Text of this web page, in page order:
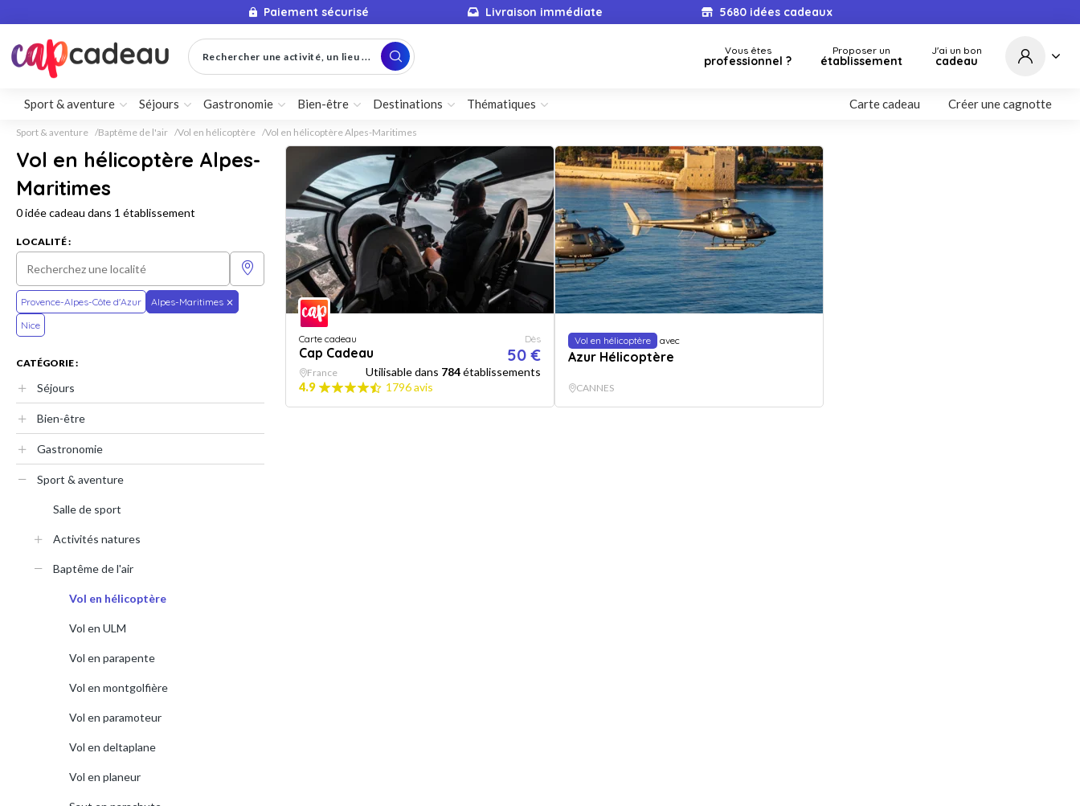
Paiement sécurisé Livraison immédiate 5680idées cadeaux
Rechercher une activité, un lieu ... Vous êtes
professionnel ?
Proposer un
établissement
J'ai un bon
cadeau
Sport & aventure Séjours Gastronomie Bien-être Destinations Thématiques Carte cadeau Créer une cagnotte
Sport & aventure Baptême de l'air Vol en hélicoptère Vol en hélicoptère Alpes-Maritimes
Vol en hélicoptère Alpes-
Maritimes
0 idée cadeau dans 1 établissement
LOCALITÉ :
Provence-Alpes-Côte d'Azur
Alpes-Maritimes
Nice
CATÉGORIE :
Séjours
Bien-être
Gastronomie
Sport & aventure
Salle de sport
Activités natures
Baptême de l'air
Vol en hélicoptère
Vol en ULM
Vol en parapente
Vol en montgolfière
Vol en paramoteur
Vol en deltaplane
Vol en planeur
Carte cadeau
Cap Cadeau
Dès
50 €
France Utilisable dans 784établissements
4.9
1796 avis
Vol en hélicoptère avec
Azur Hélicoptère
CANNES